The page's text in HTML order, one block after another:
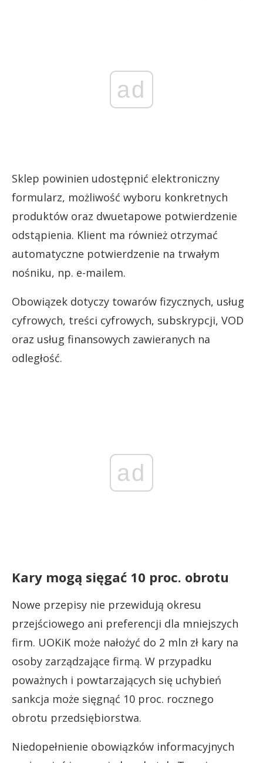
ad
Sklep powinien udostępnić elektroniczny
formularz, możliwość wyboru konkretnych
produktów oraz dwuetapowe potwierdzenie
odstąpienia. Klient ma również otrzymać
automatyczne potwierdzenie na trwałym
nośniku, np. e-mailem.
Obowiązek dotyczy towarów fizycznych, usług
cyfrowych, treści cyfrowych, subskrypcji, VOD
oraz usług finansowych zawieranych na
odległość.
ad
Kary mogą sięgać 10 proc. obrotu
Nowe przepisy nie przewidują okresu
przejściowego ani preferencji dla mniejszych
firm. UOKiK może nałożyć do 2 mln zł kary na
osoby zarządzające firmą. W przypadku
poważnych i powtarzających się uchybień
sankcja może sięgnąć 10 proc. rocznego
obrotu przedsiębiorstwa.
Niedopełnienie obowiązków informacyjnych